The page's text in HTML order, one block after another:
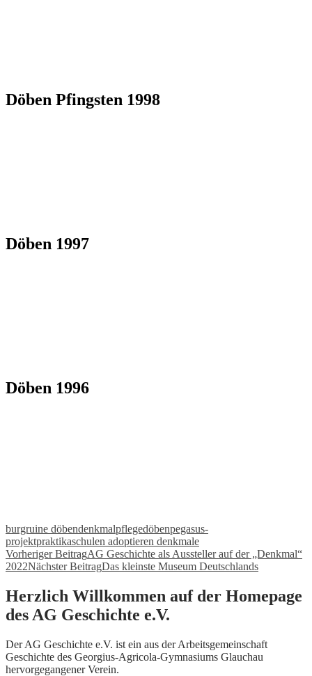
Döben Pfingsten 1998
Döben 1997
Döben 1996
burgruine döbendenkmalpflegedöbenpegasus-
projektpraktikaschulen adoptieren denkmale
Beitragsnavigation
Vorheriger BeitragAG Geschichte als Aussteller auf der „Denkmal“
2022Nächster BeitragDas kleinste Museum Deutschlands
Herzlich Willkommen auf der Homepage
des AG Geschichte e.V.
Der AG Geschichte e.V. ist ein aus der Arbeitsgemeinschaft
Geschichte des Georgius-Agricola-Gymnasiums Glauchau
hervorgegangener Verein.